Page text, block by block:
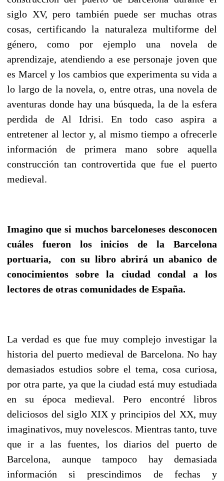
siglo XV, pero también puede ser muchas otras
cosas, certificando la naturaleza multiforme del
género, como por ejemplo una novela de
aprendizaje, atendiendo a ese personaje joven que
es Marcel y los cambios que experimenta su vida a
lo largo de la novela, o, entre otras, una novela de
aventuras donde hay una búsqueda, la de la esfera
perdida de Al Idrisi. En todo caso aspira a
entretener al lector y, al mismo tiempo a ofrecerle
información de primera mano sobre aquella
construcción tan controvertida que fue el puerto
medieval.
Imagino que si muchos barceloneses desconocen
cuáles fueron los inicios de la Barcelona
portuaria, con su libro abrirá un abanico de
conocimientos sobre la ciudad condal a los
lectores de otras comunidades de España.
La verdad es que fue muy complejo investigar la
historia del puerto medieval de Barcelona. No hay
demasiados estudios sobre el tema, cosa curiosa,
por otra parte, ya que la ciudad está muy estudiada
en su época medieval. Pero encontré libros
deliciosos del siglo XIX y principios del XX, muy
imaginativos, muy novelescos. Mientras tanto, tuve
que ir a las fuentes, los diarios del puerto de
Barcelona, aunque tampoco hay demasiada
información si prescindimos de fechas y